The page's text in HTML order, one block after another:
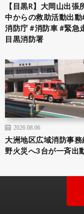
【目黒R】大岡山出張
中からの救助活動出動
消防庁 #消防車 #緊急
目黒消防署
2026.08.06
大洲地区広域消防事務
野火災へ3台が一斉出